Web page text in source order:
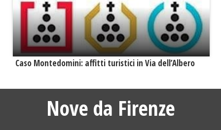
Caso Montedomini: affitti turistici in Via dell’Albero
Nove da Firenze